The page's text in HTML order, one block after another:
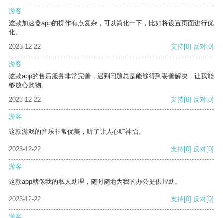
游客
这款加速器app的操作有点复杂，可以简化一下，比如将设置页面进行优
化。
2023-12-22
支持[0] 反对[0]
游客
这款app的售后服务非常完善，遇到问题总是能够得到妥善解决，让我能
够放心购物。
2023-12-22
支持[0] 反对[0]
游客
这款游戏的音乐非常优美，听了让人心旷神怡。
2023-12-22 支持[0] 反对[0]
游客
这款app就像我的私人助理，随时随地为我的办公提供帮助。
2023-12-22 支持[0] 反对[0]
游客